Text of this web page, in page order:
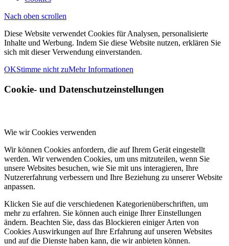
Nach oben scrollen
Diese Website verwendet Cookies für Analysen, personalisierte
Inhalte und Werbung. Indem Sie diese Website nutzen, erklären Sie
sich mit dieser Verwendung einverstanden.
OKStimme nicht zuMehr Informationen
Cookie- und Datenschutzeinstellungen
Wie wir Cookies verwenden
Wir können Cookies anfordern, die auf Ihrem Gerät eingestellt
werden. Wir verwenden Cookies, um uns mitzuteilen, wenn Sie
unsere Websites besuchen, wie Sie mit uns interagieren, Ihre
Nutzererfahrung verbessern und Ihre Beziehung zu unserer Website
anpassen.
Klicken Sie auf die verschiedenen Kategorienüberschriften, um
mehr zu erfahren. Sie können auch einige Ihrer Einstellungen
ändern. Beachten Sie, dass das Blockieren einiger Arten von
Cookies Auswirkungen auf Ihre Erfahrung auf unseren Websites
und auf die Dienste haben kann, die wir anbieten können.